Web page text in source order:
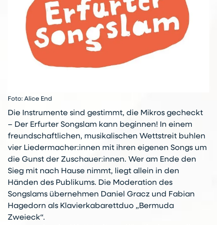
Foto: Alice End
Die Instrumente sind gestimmt, die Mikros gecheckt
– Der Erfurter Songslam kann beginnen! In einem
freundschaftlichen, musikalischen Wettstreit buhlen
vier Liedermacher:innen mit ihren eigenen Songs um
die Gunst der Zuschauer:innen. Wer am Ende den
Sieg mit nach Hause nimmt, liegt allein in den
Händen des Publikums. Die Moderation des
Songslams übernehmen Daniel Gracz und Fabian
Hagedorn als Klavierkabarettduo „Bermuda
Zweieck“.